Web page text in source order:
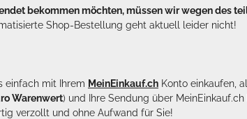
bekommen möchten, müssen wir wegen des
Shop-Bestellung geht aktuell leider nicht!
einfach mit Ihrem MeinEinkauf.ch Konto einkaufen,
Warenwert) und Ihre Sendung über
verzollt und ohne Aufwand für Sie!